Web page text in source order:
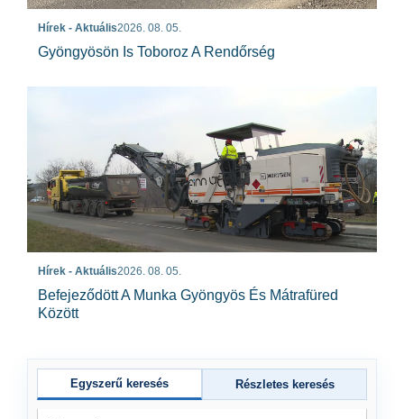
Hírek - Aktuális2026. 08. 05.
Gyöngyösön Is Toboroz A Rendőrség
Hírek - Aktuális2026. 08. 05.
Befejeződött A Munka Gyöngyös És Mátrafüred
Között
Egyszerű keresés Részletes keresés